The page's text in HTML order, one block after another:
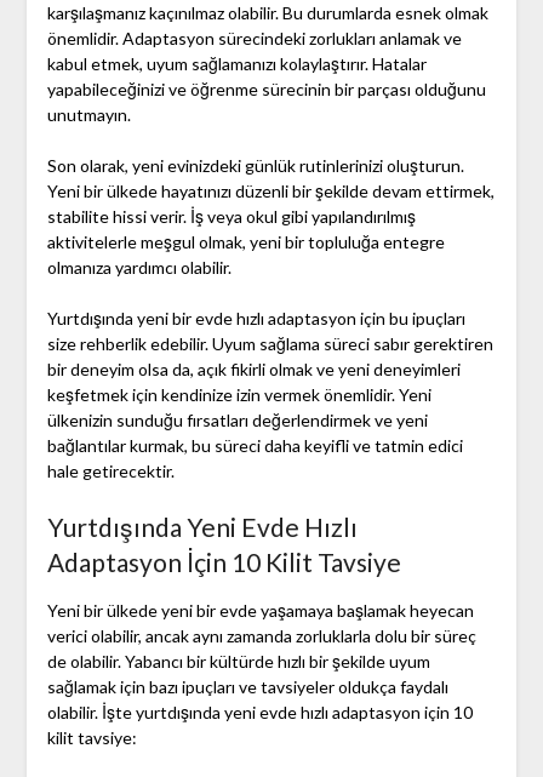
karşılaşmanız kaçınılmaz olabilir. Bu durumlarda esnek olmak
önemlidir. Adaptasyon sürecindeki zorlukları anlamak ve
kabul etmek, uyum sağlamanızı kolaylaştırır. Hatalar
yapabileceğinizi ve öğrenme sürecinin bir parçası olduğunu
unutmayın.
Son olarak, yeni evinizdeki günlük rutinlerinizi oluşturun.
Yeni bir ülkede hayatınızı düzenli bir şekilde devam ettirmek,
stabilite hissi verir. İş veya okul gibi yapılandırılmış
aktivitelerle meşgul olmak, yeni bir topluluğa entegre
olmanıza yardımcı olabilir.
Yurtdışında yeni bir evde hızlı adaptasyon için bu ipuçları
size rehberlik edebilir. Uyum sağlama süreci sabır gerektiren
bir deneyim olsa da, açık fikirli olmak ve yeni deneyimleri
keşfetmek için kendinize izin vermek önemlidir. Yeni
ülkenizin sunduğu fırsatları değerlendirmek ve yeni
bağlantılar kurmak, bu süreci daha keyifli ve tatmin edici
hale getirecektir.
Yurtdışında Yeni Evde Hızlı
Adaptasyon İçin 10 Kilit Tavsiye
Yeni bir ülkede yeni bir evde yaşamaya başlamak heyecan
verici olabilir, ancak aynı zamanda zorluklarla dolu bir süreç
de olabilir. Yabancı bir kültürde hızlı bir şekilde uyum
sağlamak için bazı ipuçları ve tavsiyeler oldukça faydalı
olabilir. İşte yurtdışında yeni evde hızlı adaptasyon için 10
kilit tavsiye: